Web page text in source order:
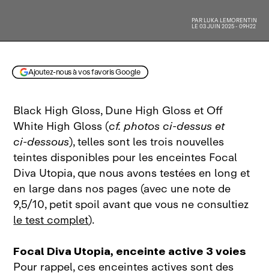
PAR LUKA LEMORENTIN
LE 03 JUIN 2025 - 09H22
Ajoutez-nous à vos favoris Google
Black High Gloss, Dune High Gloss et Off
White High Gloss (cf. photos ci‑dessus et
ci‑dessous), telles sont les trois nouvelles
teintes disponibles pour les enceintes Focal
Diva Utopia, que nous avons testées en long et
en large dans nos pages (avec une note de
9,5/10, petit spoil avant que vous ne consultiez
le test complet).
Focal Diva Utopia, enceinte active 3 voies
Pour rappel, ces enceintes actives sont des